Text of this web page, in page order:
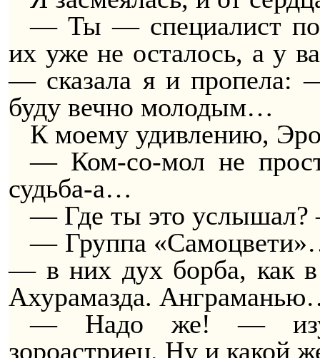
— Ты — специалист по
их уже не осталось, а у
— сказала я и пропела:
буду вечно молодым…
К моему удивлению,
— Ком-со-мол не
судьба-а…
— Где ты это услышал?
— Группа
— в них дух борба, как
Ахурамазда.
— Надо же! —
зороастриец. Ну и какой